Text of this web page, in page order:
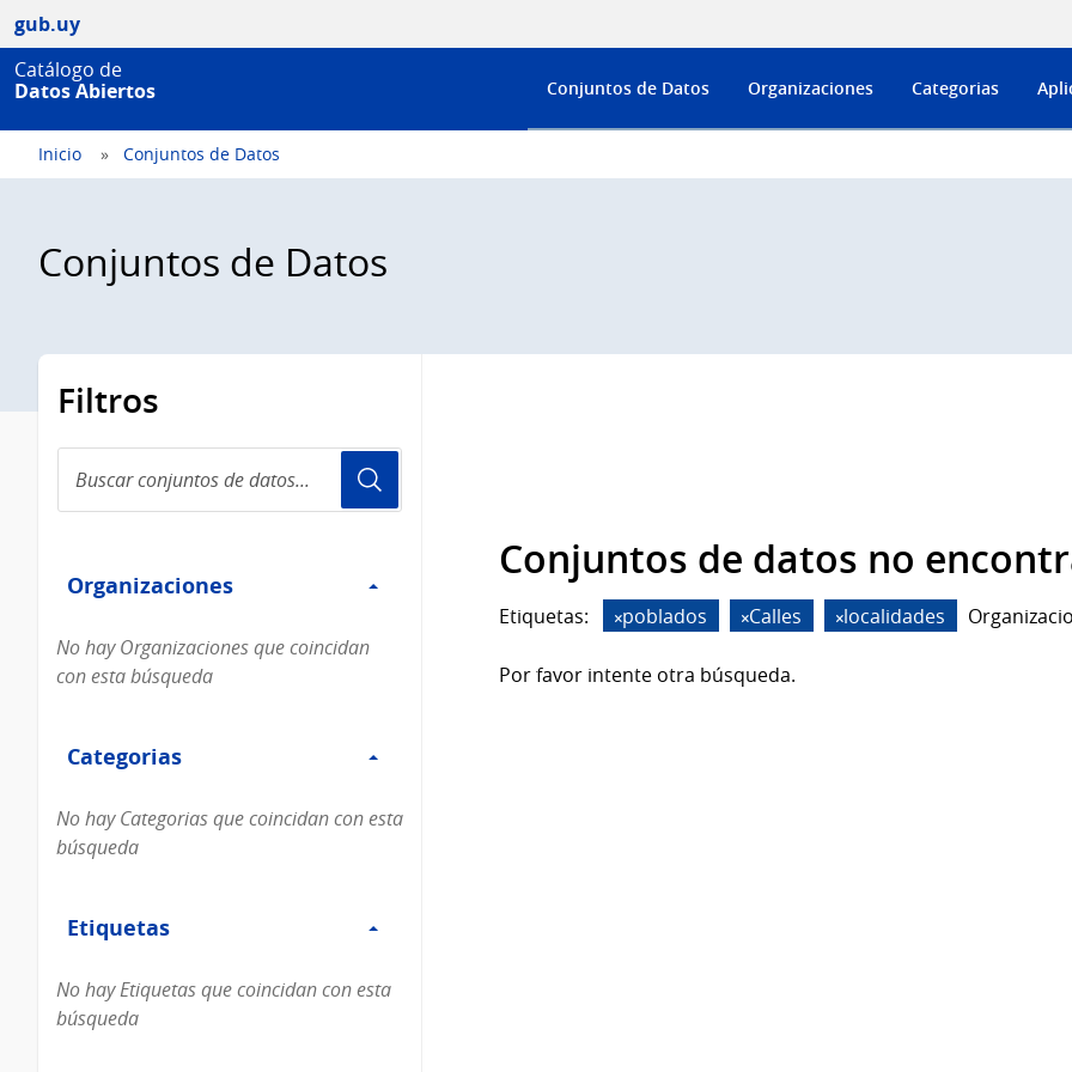
gub.uy
Catálogo de
Datos Abiertos
Conjuntos de Datos Organizaciones Categorias
Inicio Conjuntos de Datos
Conjuntos de Datos
Filtros
conjuntos
de
Organizaciones
Organizaciones
No hay Organizaciones que coincidan
con esta búsqueda
Categorias
Categorias
No hay Categorias que coincidan con esta
búsqueda
Etiquetas
Etiquetas
No hay Etiquetas que coincidan con esta
búsqueda
Conjuntos de datos no
Etiquetas: poblados Calles localidades
Por favor intente otra búsqueda.